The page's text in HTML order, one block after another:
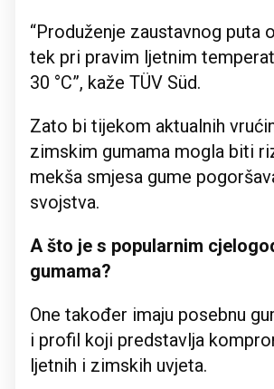
“Produženje zaustavnog puta
tek pri pravim ljetnim
30 °C”, kaže TÜV Süd.
Zato bi tijekom aktualnih
zimskim gumama mogla biti
mekša smjesa gume
svojstva.
A što je s popularnim
gumama?
One također imaju posebnu
i profil koji predstavlja
ljetnih i zimskih uvjeta.